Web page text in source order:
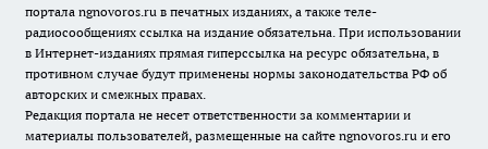
портала ngnovoros.ru в печатных изданиях, а также теле-
радиосообщениях ссылка на издание обязательна. При использовании
в Интернет-изданиях прямая гиперссылка на ресурс обязательна, в
противном случае будут применены нормы законодательства РФ об
авторских и смежных правах.
Редакция портала не несет ответственности за комментарии и
материалы пользователей, размещенные на сайте ngnovoros.ru и его